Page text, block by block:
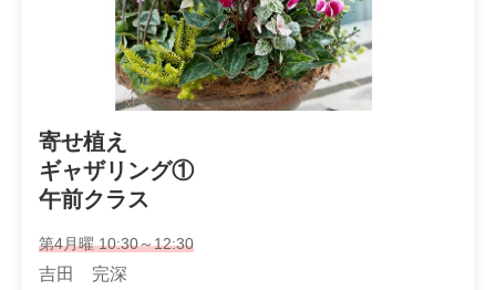
寄せ植え
ギャザリング①
午前クラス
第4月曜 10:30～12:30
吉田 完深